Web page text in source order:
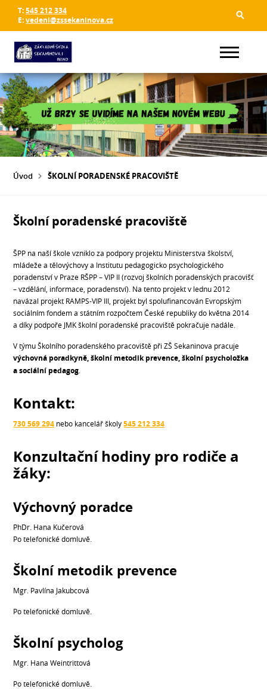
T:545 212 334
E:vedeni@zssekaninova.cz
Úvod ŠKOLNÍ PORADENSKÉ PRACOVIŠTĚ
Školní poradenské pracoviště
ŠPP na naší škole vzniklo za podpory projektu Ministerstva školství,
mládeže a tělovýchovy a Institutu pedagogicko psychologického
poradenství v Praze RŠPP – VIP II (rozvoj školních poradenských pracovišť
– vzdělání, informace, poradenství). Na tento projekt v lednu 2012
navázal projekt RAMPS-VIP III, projekt byl spolufinancován Evropským
sociálním fondem a státním rozpočtem České republiky do května 2014
a díky podpoře JMK školní poradenské pracoviště pokračuje nadále.
V týmu Školního poradenského pracoviště při ZŠ Sekaninova pracuje
výchovná poradkyně, školní metodik prevence, školní psycholožka
a sociální pedagog
Kontakt:
730 569 294 nebo kancelář školy545 212 334
Konzultační hodiny pro rodiče a
žáky:
Výchovný poradce
PhDr. Hana Kučerová
Po telefonické domluvě.
Školní metodik prevence
Mgr. Pavlína Jakubcová
Po telefonické domluvě.
Školní psycholog
Mgr. Hana Weintrittová
Po telefonické domluvě.